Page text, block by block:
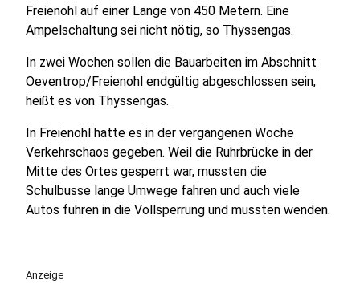
Freienohl auf einer Lange von 450 Metern. Eine
Ampelschaltung sei nicht nötig, so Thyssengas.
In zwei Wochen sollen die Bauarbeiten im Abschnitt
Oeventrop/Freienohl endgültig abgeschlossen sein,
heißt es von Thyssengas.
In Freienohl hatte es in der vergangenen Woche
Verkehrschaos gegeben. Weil die Ruhrbrücke in der
Mitte des Ortes gesperrt war, mussten die
Schulbusse lange Umwege fahren und auch viele
Autos fuhren in die Vollsperrung und mussten wenden.
Anzeige